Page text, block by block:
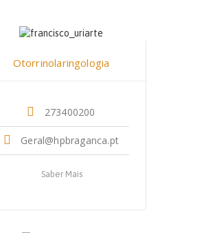
Otorrinolaringologia
273400200
Geral@hpbraganca.pt
Saber Mais